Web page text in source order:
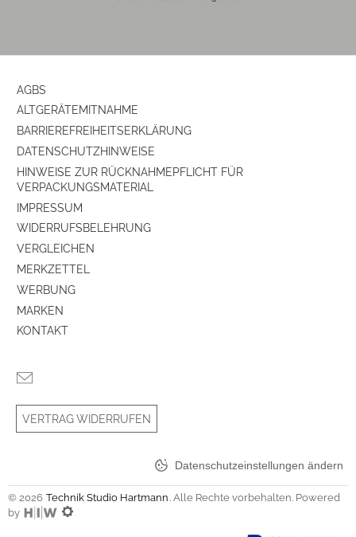
AGBS
ALTGERÄTEMITNAHME
BARRIEREFREIHEITSERKLÄRUNG
DATENSCHUTZHINWEISE
HINWEISE ZUR RÜCKNAHMEPFLICHT FÜR
VERPACKUNGSMATERIAL
IMPRESSUM
WIDERRUFSBELEHRUNG
VERGLEICHEN
MERKZETTEL
WERBUNG
MARKEN
KONTAKT
VERTRAG WIDERRUFEN
Datenschutzeinstellungen ändern
© 2026 Technik Studio Hartmann. Alle Rechte vorbehalten. Powered
by